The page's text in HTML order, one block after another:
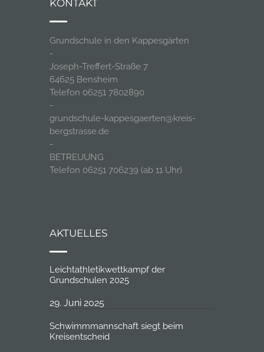
KONTAKT
Grundschule in den Kappesgärten
-
Joseph-Treffert-Straße 7
64625 Bensheim
Telefon 06251 7802890
-
grundschule-kappesgaerten@kreis-
bergstrasse.de
-
BETREUUNG
Telefon 06251 706239 (ab 11 Uhr)
AKTUELLES
Leichtathletikwettkampf der
Grundschulen 2025
29. Juni 2025
Schwimmmannschaft siegt beim
Kreisentscheid